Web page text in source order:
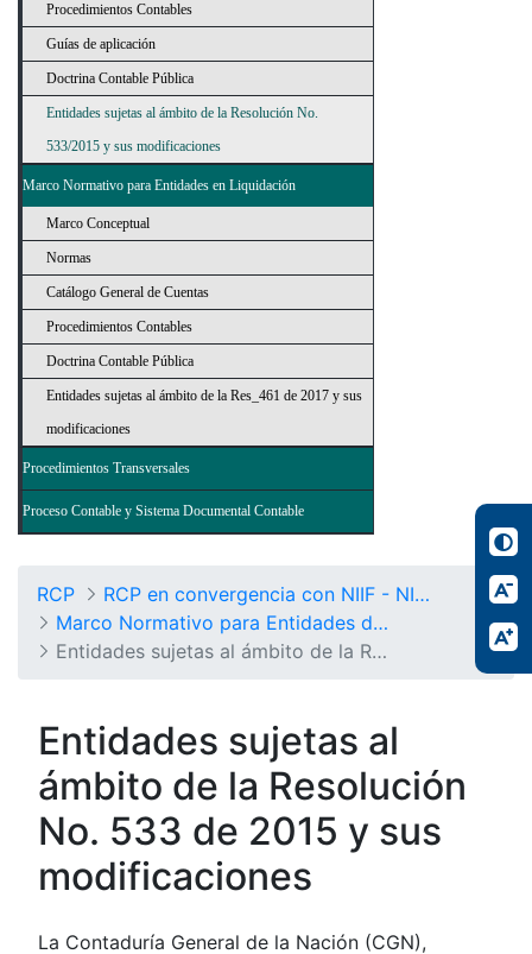
Procedimientos Contables
Guías de aplicación
Doctrina Contable Pública
Entidades sujetas al ámbito de la Resolución No.
533/2015 y sus modificaciones
Marco Normativo para Entidades en Liquidación
Marco Conceptual
Normas
Catálogo General de Cuentas
Procedimientos Contables
Doctrina Contable Pública
Entidades sujetas al ámbito de la Res_461 de 2017 y sus
modificaciones
Procedimientos Transversales
Proceso Contable y Sistema Documental Contable
RCP
RCP en convergencia con NIIF - NICSP
Marco Normativo para Entidades de Gobierno
Entidades sujetas al ámbito de la Resolución No. 533/2015 y sus modificaciones
Entidades sujetas al
ámbito de la Resolución
No. 533 de 2015 y sus
modificaciones
La Contaduría General de la Nación (CGN),